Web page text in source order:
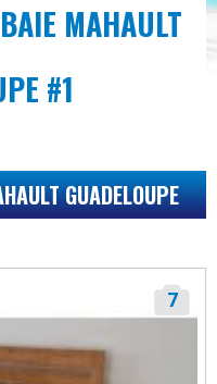
MAHAULT
#1
GUADELOUPE
7